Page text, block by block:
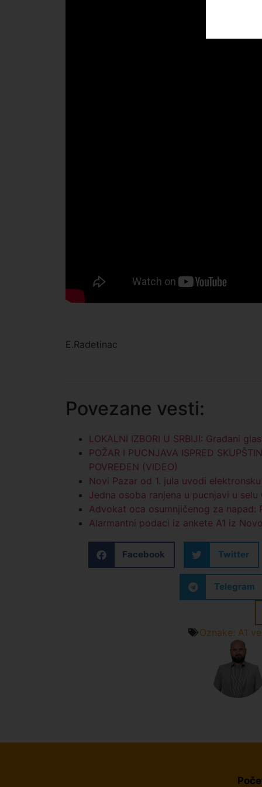
E.Radetinac
Povezane vesti:
LOKALNI IZBORI U SRBIJI: Građani
POŽAR I PUCNJAVA ISPRED
POVREĐEN (VIDEO)
Novi Pazar od 1. jula uvodi
Jedna osoba ranjena u pucnjavi u
Advokat oca osumnjičenog za
Alarmantni podaci iz ankete A1 iz
Facebook Twitter
Telegram
Oznake: A1